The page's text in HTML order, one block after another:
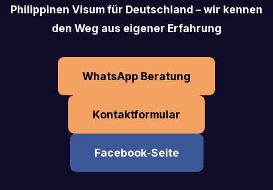
Philippinen Visum für Deutschland – wir kennen
den Weg aus eigener Erfahrung
WhatsApp Beratung
Kontaktformular
Facebook-Seite